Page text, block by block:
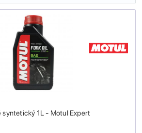
syntetický 1L - Motul Expert